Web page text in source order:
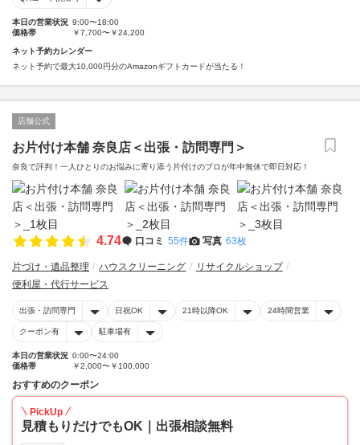
本日の営業状況 9:00〜18:00
価格帯
￥7,700〜￥24,200
ネット予約カレンダー
ネット予約で最大10,000円分のAmazonギフトカードが当たる！
店舗公式
お片付け本舗 奈良店＜出張・訪問専門＞
奈良で評判！一人ひとりのお悩みに寄り添う片付けのプロが年中無休で即日対応！
4.74 口コミ 55件 写真 63枚
片づけ・遺品整理 ハウスクリーニング
リサイクルショップ
便利屋・代行サービス
出張・訪問専門 日祝OK 21時以降OK 24時間営業
クーポン有 駐車場有
本日の営業状況 0:00〜24:00
価格帯
￥2,000〜￥100,000
おすすめのクーポン
PickUp
見積もりだけでもOK｜出張相談無料